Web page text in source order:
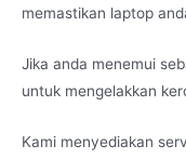
memastikan laptop
Jika anda menemui
untuk mengelakkan
Kami menyediakan